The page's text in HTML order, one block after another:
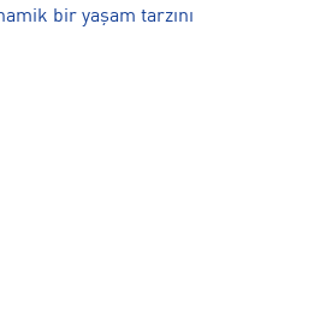
bir yaşam tarzını